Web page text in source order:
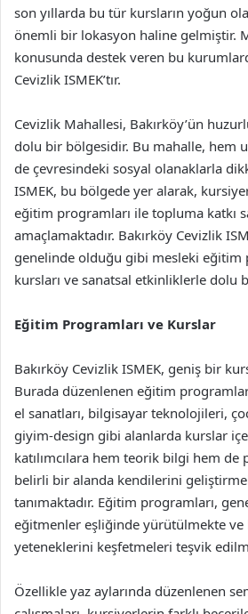
son yıllarda bu tür kursların yoğun
önemli bir lokasyon haline gelmiştir.
konusunda destek veren bu
Cevizlik ISMEK’tır.
Cevizlik Mahallesi, Bakırköy’ün
dolu bir bölgesidir. Bu mahalle, hem
de çevresindeki sosyal olanaklarla
ISMEK, bu bölgede yer alarak,
eğitim programları ile topluma katkı
amaçlamaktadır. Bakırköy Cevizlik
genelinde olduğu gibi mesleki eğitim
kursları ve sanatsal etkinliklerle dolu
Eğitim Programları ve Kurslar
Bakırköy Cevizlik ISMEK, geniş bir
Burada düzenlenen eğitim
el sanatları, bilgisayar teknolojileri,
giyim-design gibi alanlarda kurslar
katılımcılara hem teorik bilgi hem
belirli bir alanda kendilerini
tanımaktadır. Eğitim programları,
eğitmenler eşliğinde yürütülmekte ve
yeteneklerini keşfetmeleri teşvik
Özellikle yaz aylarında düzenlenen